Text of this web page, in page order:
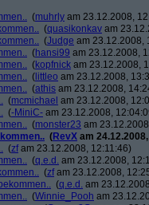
(muhrly am 23.12.2008,
(quasikonkav am
(Judge am 23.12.2008,
(hansi99 am 23.12.2008,
(kopfnick am 23.12.2008,
( littleo am 23.12.2008,
(athis am 23.12.2008,
(mcmichael am 23.12.2008,
(-MiniC- am 23.12.2008,
(monster23 am
(RevX am
(zfam 23.12.2008, 12:11:46)
(q.e.d. am 23.12.2008,
(zfam 23.12.2008,
(q.e.d. am
(Winnie_Pooh am